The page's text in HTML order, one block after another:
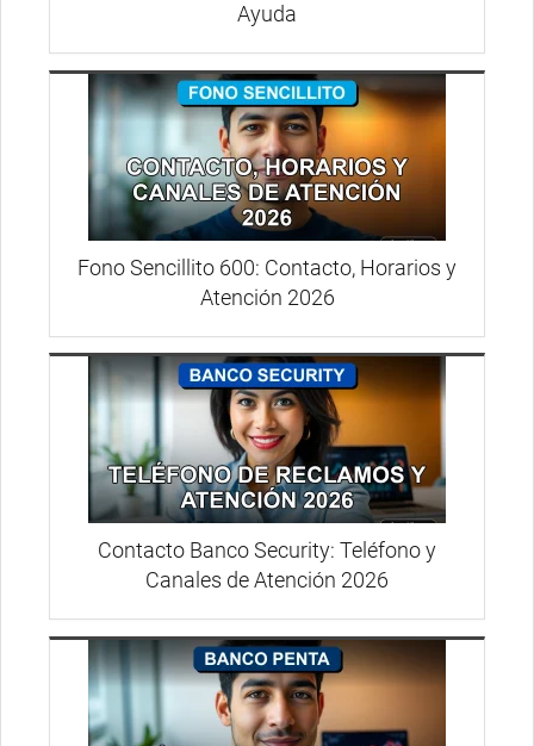
Ayuda
Fono Sencillito 600: Contacto, Horarios y
Atención 2026
Contacto Banco Security: Teléfono y
Canales de Atención 2026